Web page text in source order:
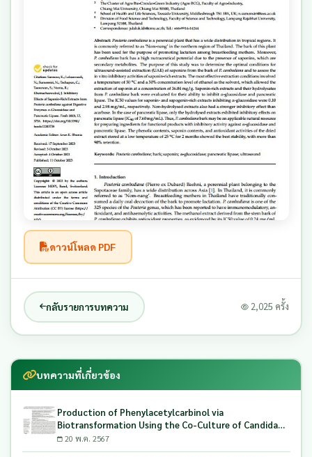
ดาวน์โหลด PDF
กลับรายการบทความ 2,025 ครั้ง
บทความที่เกี่ยวข้อง
Production of Phenylacetylcarbinol via
Biotransformation Using the Co-Culture of Candida
tropicalis TISTR 5306 and Saccharomyces cerevisiae
TISTR 5606 as the Biocatalyst
20 พ.ค. 2567